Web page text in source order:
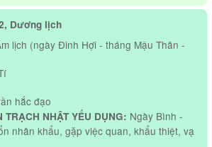
Dương lịch
lịch (ngày Đinh Hợi - tháng Mậu Thân -
hắc đạo
TRẠCH NHẬT YẾU DỤNG: Ngày Bình -
nhân khẩu, gặp việc quan, khẩu thiệt, vạ